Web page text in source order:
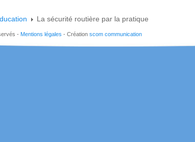
La sécurité routière par la pratique
- Mentions légales - Création scom communication